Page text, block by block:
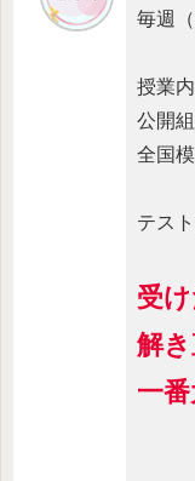
毎週
授業
公開
全国
テス
受
解
一